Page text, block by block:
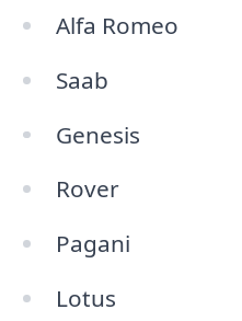
Alfa Romeo
Saab
Genesis
Rover
Pagani
Lotus